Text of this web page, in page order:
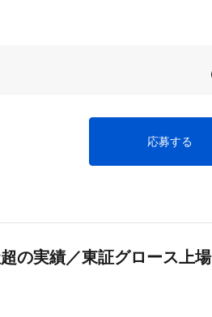
応募する
の実績／東証グロース上場